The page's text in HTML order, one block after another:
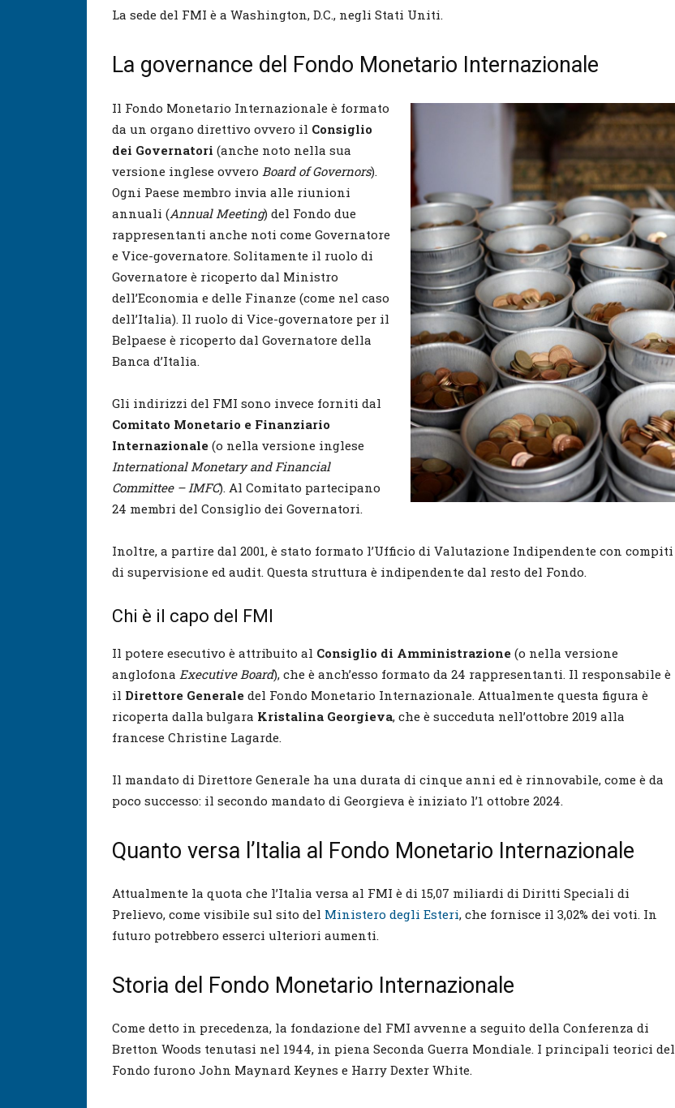
La sede del FMI è a Washington, D.C., negli Stati Uniti.
La governance del Fondo Monetario Internazionale
Il Fondo Monetario Internazionale è formato
da un organo direttivo ovvero il Consiglio
dei Governatori (anche noto nella sua
versione inglese ovvero Board of Governors).
Ogni Paese membro invia alle riunioni
annuali (Annual Meeting) del Fondo due
rappresentanti anche noti come Governatore
e Vice-governatore. Solitamente il ruolo di
Governatore è ricoperto dal Ministro
dell’Economia e delle Finanze (come nel caso
dell’Italia). Il ruolo di Vice-governatore per il
Belpaese è ricoperto dal Governatore della
Banca d’Italia.
Gli indirizzi del FMI sono invece forniti dal
Comitato Monetario e Finanziario
Internazionale (o nella versione inglese
International Monetary and Financial
Committee – IMFC). Al Comitato partecipano
24 membri del Consiglio dei Governatori.
Inoltre, a partire dal 2001, è stato formato l’Ufficio di Valutazione Indipendente con compiti
di supervisione ed audit. Questa struttura è indipendente dal resto del Fondo.
Chi è il capo del FMI
Il potere esecutivo è attribuito al Consiglio di Amministrazione (o nella versione
anglofona Executive Board), che è anch’esso formato da 24 rappresentanti. Il responsabile è
il Direttore Generale del Fondo Monetario Internazionale. Attualmente questa figura è
ricoperta dalla bulgara Kristalina Georgieva, che è succeduta nell’ottobre 2019 alla
francese Christine Lagarde.
Il mandato di Direttore Generale ha una durata di cinque anni ed è rinnovabile, come è da
poco successo: il secondo mandato di Georgieva è iniziato l’1 ottobre 2024.
Quanto versa l’Italia al Fondo Monetario Internazionale
Attualmente la quota che l’Italia versa al FMI è di 15,07 miliardi di Diritti Speciali di
Prelievo, come visibile sul sito del Ministero degli Esteri, che fornisce il 3,02% dei voti. In
futuro potrebbero esserci ulteriori aumenti.
Storia del Fondo Monetario Internazionale
Come detto in precedenza, la fondazione del FMI avvenne a seguito della Conferenza di
Bretton Woods tenutasi nel 1944, in piena Seconda Guerra Mondiale. I principali teorici del
Fondo furono John Maynard Keynes e Harry Dexter White.